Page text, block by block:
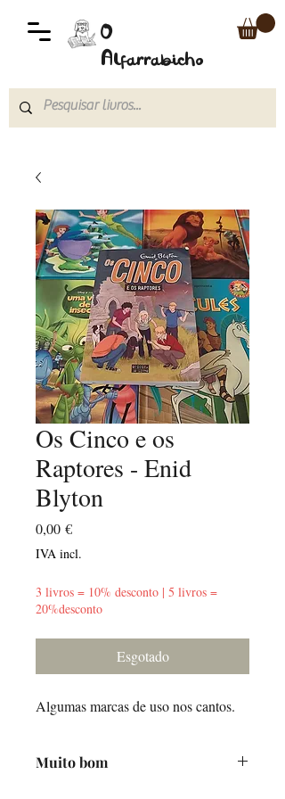
O
Alfarrabicho
Os Cinco e os
Raptores - Enid
Blyton
0,00 €Preço
IVA incl.
3 livros = 10% desconto | 5 livros =
20%desconto
Esgotado
Algumas marcas de uso nos cantos.
Muito bom